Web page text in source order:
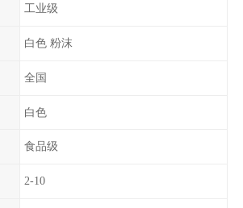
工业级
白色 粉沫
全国
白色
食品级
2-10